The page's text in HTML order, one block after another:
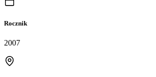
Rocznik
2007